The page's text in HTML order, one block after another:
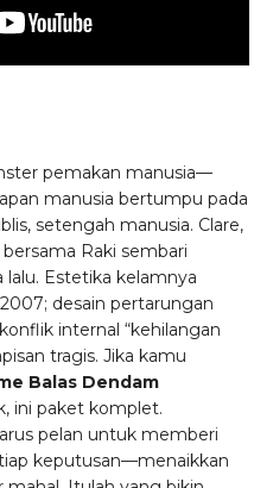
pemakan manusia—
manusia bertumpu pada
setengah manusia. Clare,
Raki sembari
Estetika kelamnya
desain pertarungan
internal “kehilangan
tragis. Jika kamu
Balas Dendam
ini paket komplet.
pelan untuk memberi
keputusan—menaikkan